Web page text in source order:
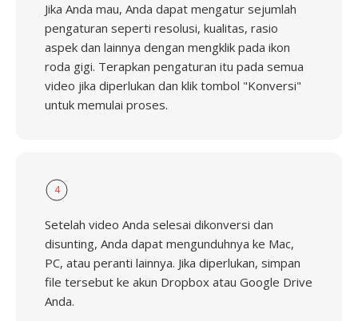
Jika Anda mau, Anda dapat mengatur sejumlah
pengaturan seperti resolusi, kualitas, rasio
aspek dan lainnya dengan mengklik pada ikon
roda gigi. Terapkan pengaturan itu pada semua
video jika diperlukan dan klik tombol "Konversi"
untuk memulai proses.
4
Setelah video Anda selesai dikonversi dan
disunting, Anda dapat mengunduhnya ke Mac,
PC, atau peranti lainnya. Jika diperlukan, simpan
file tersebut ke akun Dropbox atau Google Drive
Anda.